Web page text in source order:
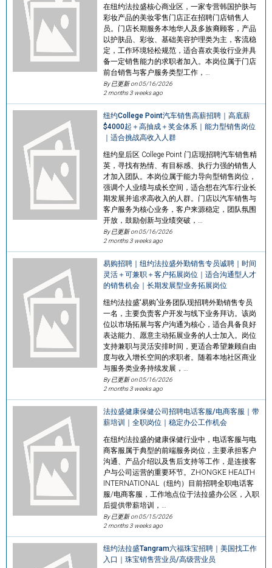
在纽约法拉盛核心商业区，一家专营韩国护肤与
彩妆产品的美妆零售门店正在招聘门店销售人
员。门店长期服务本地华人及多族裔顾客，产品
以护肤品、彩妆、基础美容护理类为主，客流稳
定，工作环境轻松规范，适合喜欢美妆行业并具
备一定销售能力的求职者加入。本岗位属于门店
前台销售与客户服务类型工作，…
By 已更新 on05/16/2026
2 months 3 weeks ago
纽约College Point汽车销售高薪招聘｜高底薪
$4000起＋高抽成＋奖金体系｜能力型销售岗位
｜适合挑战高收入人群
纽约皇后区 College Point 门店现招聘汽车销售精
英，寻找有热情、有目标感、执行力强的销售人
才加入团队。本岗位属于能力导向型销售岗位，
强调个人业绩与成长空间，适合想在汽车行业长
期发展并追求高收入的人群。门店以汽车销售与
客户服务为核心业务，客户来源稳定，团队氛围
开放，鼓励创新与业绩突破，…
By 已更新 on05/16/2026
2 months 3 weeks ago
易购招聘｜纽约法拉盛外勤销售专员诚聘｜时间
灵活＋可兼职＋客户拓展岗位｜适合沟通型人才
的销售机会｜长期发展型业务拓展岗位
纽约法拉盛“易购”业务团队现招聘外勤销售专员
一名，主要负责客户开发与线下业务拜访。该岗
位以市场拓展与客户沟通为核心，适合具备良好
表达能力、愿意主动拓展业务的人士加入。岗位
支持兼职与灵活安排时间，更适合希望兼顾自由
度与收入增长空间的求职者。随着本地社区商业
与服务类业务持续发展，…
By 已更新 on05/16/2026
2 months 3 weeks ago
法拉盛健康保健公司招聘电话客服/电商客服｜带
薪培训｜全职岗位｜稳定办公工作机会
在纽约法拉盛的健康保健行业中，电话客服与电
商客服属于典型的前端服务岗位，主要承担客户
沟通、产品介绍以及售后支持等工作，是连接客
户与公司运营的重要环节。ZHONGKE HEALTH
INTERNATIONAL（纽约）目前招聘全职电话客
服/电商客服，工作地点位于法拉盛办公区，入职
后提供带薪培训，…
By 已更新 on05/15/2026
2 months 3 weeks ago
纽约法拉盛Tangram六福珠宝招聘｜美国找工作
入口｜珠宝销售营业员/高级营业员